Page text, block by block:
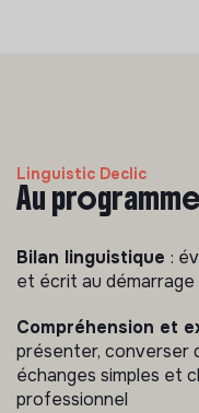
Linguistic Declic
Au
Bilan linguistique :
et écrit au démarrage
Compréhension et
présenter, converser
échanges simples et
professionnel